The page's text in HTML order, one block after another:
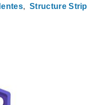
Structure Strip